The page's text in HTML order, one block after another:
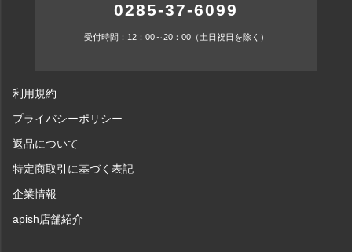
0285-37-6099
受付時間：12：00～20：00（土日祝日を除く）
利用規約
プライバシーポリシー
返品について
特定商取引に基づく表記
企業情報
apish店舗紹介